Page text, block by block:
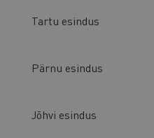
Tartu esindus
Pärnu esindus
Jõhvi esindus